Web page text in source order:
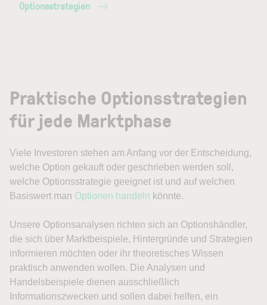
Optionsstrategien
Praktische Optionsstrategien
für jede Marktphase
Viele Investoren stehen am Anfang vor der Entscheidung,
welche Option gekauft oder geschrieben werden soll,
welche Optionsstrategie geeignet ist und auf welchen
Basiswert man Optionen handeln könnte.
Unsere Optionsanalysen richten sich an Optionshändler,
die sich über Marktbeispiele, Hintergründe und Strategien
informieren möchten oder ihr theoretisches Wissen
praktisch anwenden wollen. Die Analysen und
Handelsbeispiele dienen ausschließlich
Informationszwecken und sollen dabei helfen, ein